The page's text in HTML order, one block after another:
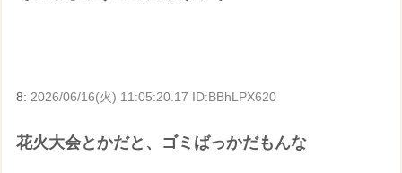
8: 2026/06/16(火) 11:05:20.17 ID:BBhLPX620
花火大会とかだと、ゴミばっかだもんな